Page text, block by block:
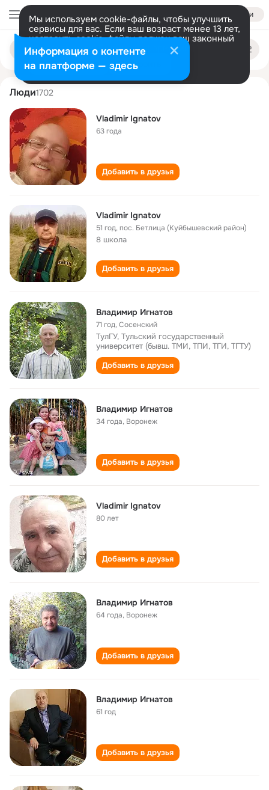
Войти
Мы используем cookie-файлы, чтобы улучшить
сервисы для вас. Если ваш возраст менее 13 лет,
настроить cookie-файлы должен ваш законный
представитель. Больше информации
Разрешить все Настроить
Поиск
людям
vladimir ignatov
Люди1702
Vladimir Ignatov
63 года
Добавить в друзья
Vladimir Ignatov
51 год,пос. Бетлица (Куйбышевский район)
8 школа
Добавить в друзья
Владимир Игнатов
71 год,Сосенский
ТулГУ, Тульский государственный
университет (бывш. ТМИ, ТПИ, ТГИ, ТГТУ)
Добавить в друзья
Владимир Игнатов
34 года, Воронеж
Добавить в друзья
Vladimir Ignatov
80 лет
Добавить в друзья
Владимир Игнатов
64 года, Воронеж
Добавить в друзья
Владимир Игнатов
61 год
Добавить в друзья
Информация о контенте
на платформе — здесь